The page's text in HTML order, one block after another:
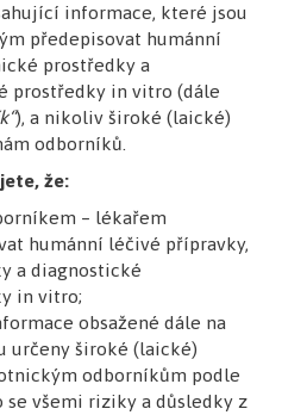
zaznamenaly
SCORAD (objektivní
(subjektivní hodnocení
s těmi, kdo aplikaci
nepoužívali. To
využívání digitální
kontrole
života pacientů.
proveditelnost
mobilní zdravotní
informace, které jsou
předepisovat humánní
prostředky a
prostředky in vitro (dále
), a nikoliv široké (laické)
odborníků.
že:
– lékařem
humánní léčivé přípravky,
a diagnostické
in vitro;
obsažené dále na
určeny široké (laické)
odborníkům podle
se všemi riziky a důsledky z